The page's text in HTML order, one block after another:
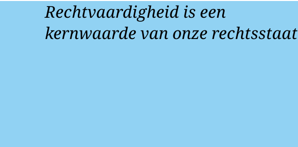
Rechtvaardigheid is een
kernwaarde van onze rechtsstaat